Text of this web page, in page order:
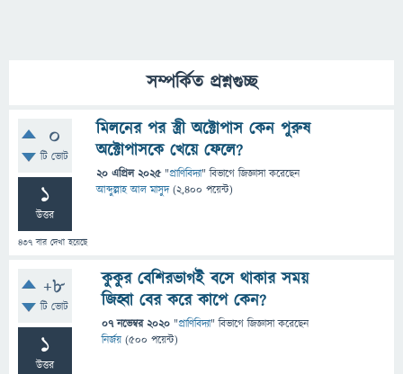
সম্পর্কিত প্রশ্নগুচ্ছ
0
টি ভোট
1
উত্তর
437 বার দেখা হয়েছে
মিলনের পর স্ত্রী অক্টোপাস কেন পুরুষ
অক্টোপাসকে খেয়ে ফেলে?
20 এপ্রিল 2025 "প্রাণিবিদ্যা" বিভাগে জিজ্ঞাসাকরেছেন
আব্দুল্লাহ আল মাসুদ (2,400 পয়েন্ট)
+8
টি ভোট
1
উত্তর
কুকুর বেশিরভাগই বসে থাকার সময়
জিহ্বা বের করে কাপে কেন?
07 নভেম্বর 2020 "প্রাণিবিদ্যা" বিভাগে জিজ্ঞাসাকরেছেন
নির্জয় (500 পয়েন্ট)